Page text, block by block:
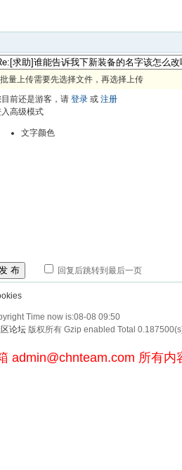
批量上传需要先选择文件，再选择上传
前还是游客，请 登录 或 注册
高级模式
文字颜色
布 回复后跳转到最后一页
Time now is:08-08 09:50
论坛 版权所有 Gzip enabled Total
admin@chnteam.com 所有内